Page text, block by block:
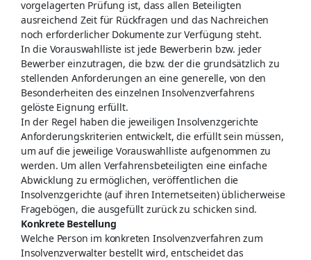
vorgelagerten Prüfung ist, dass allen Beteiligten
ausreichend Zeit für Rückfragen und das Nachreichen
noch erforderlicher Dokumente zur Verfügung steht.
In die Vorauswahlliste ist jede Bewerberin bzw. jeder
Bewerber einzutragen, die bzw. der die grundsätzlich zu
stellenden Anforderungen an eine generelle, von den
Besonderheiten des einzelnen Insolvenzverfahrens
gelöste Eignung erfüllt.
In der Regel haben die jeweiligen Insolvenzgerichte
Anforderungskriterien entwickelt, die erfüllt sein müssen,
um auf die jeweilige Vorauswahlliste aufgenommen zu
werden. Um allen Verfahrensbeteiligten eine einfache
Abwicklung zu ermöglichen, veröffentlichen die
Insolvenzgerichte (auf ihren Internetseiten) üblicherweise
Fragebögen, die ausgefüllt zurück zu schicken sind.
Konkrete Bestellung
Welche Person im konkreten Insolvenzverfahren zum
Insolvenzverwalter bestellt wird, entscheidet das